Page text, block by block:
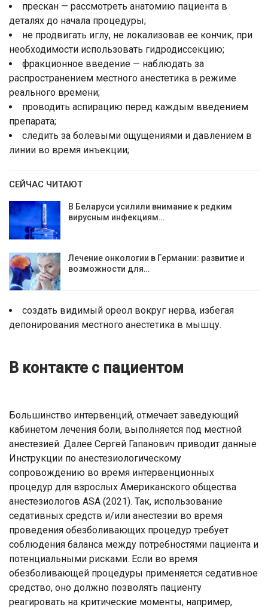
прескан — рассмотреть анатомию пациента в
деталях до начала процедуры;
не продвигать иглу, не локализовав ее кончик, при
необходимости использовать гидродиссекцию;
фракционное введение — наблюдать за
распространением местного анестетика в режиме
реального времени;
проводить аспирацию перед каждым введением
препарата;
следить за болевыми ощущениями и давлением в
линии во время инъекции;
СЕЙЧАС ЧИТАЮТ
В Беларуси усилили внимание к редким
вирусным инфекциям…
Лечение онкологии в Германии: развитие и
возможности для…
создать видимый ореол вокруг нерва, избегая
депонирования местного анестетика в мышцу.
В контакте с пациентом
Большинство интервенций, отмечает заведующий
кабинетом лечения боли, выполняется под местной
анестезией. Далее Сергей Гапанович приводит данные
Инструкции по анестезиологическому
сопровождению во время интервенционных
процедур для взрослых Американского общества
анестезиологов ASA (2021). Так, использование
седативных средств и/или анестезии во время
проведения обезболивающих процедур требует
соблюдения баланса между потребностями пациента и
потенциальными рисками. Если во время
обезболивающей процедуры применяется седативное
средство, оно должно позволять пациенту
реагировать на критические моменты, например,